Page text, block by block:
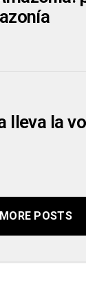
lleva la
MORE POSTS